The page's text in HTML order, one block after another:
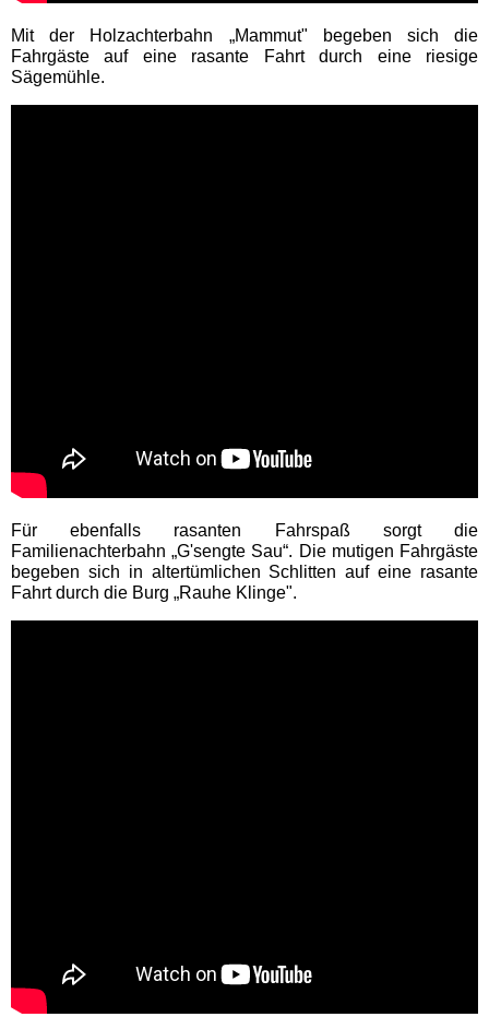
Panorama-Bad Freudenstadt
Schwimmbäder
AQUApark Oberhausen
Wananas
Mit der Holzachterbahn „Mammut" begeben sich die
Fahrgäste auf eine rasante Fahrt durch eine riesige
Sägemühle.
Für ebenfalls rasanten Fahrspaß sorgt die
Familienachterbahn „G'sengte Sau“. Die mutigen Fahrgäste
begeben sich in altertümlichen Schlitten auf eine rasante
Fahrt durch die Burg „Rauhe Klinge".